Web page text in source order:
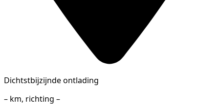
Dichtstbijzijnde ontlading
– km, richting –